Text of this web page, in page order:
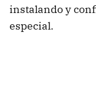
instalando y
especial.